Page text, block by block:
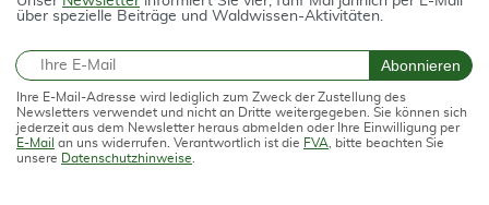
über spezielle Beiträge und Waldwissen-Aktivitäten.
E-Mail Abonnieren
Ihre E-Mail-Adresse wird lediglich zum Zweck der Zustellung des
Newsletters verwendet und nicht an Dritte weitergegeben. Sie können sich
jederzeit aus dem Newsletter heraus abmelden oder Ihre Einwilligung per
E-Mail an uns widerrufen. Verantwortlich ist die FVA , bitte beachten Sie
unsere Datenschutzhinweise